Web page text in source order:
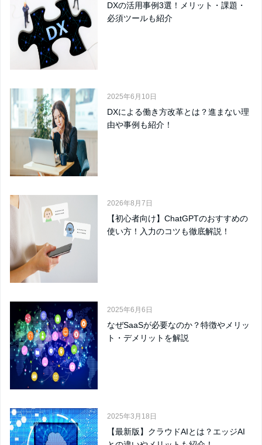
DXの活用事例3選！メリット・課題・
必須ツールも紹介
2025年6月10日
DXによる働き方改革とは？進まない理
由や事例も紹介！
2026年8月7日
【初心者向け】ChatGPTのおすすめの
使い方！入力のコツも徹底解説！
2025年6月6日
なぜSaaSが必要なのか？特徴やメリッ
ト・デメリットを解説
2025年3月18日
【最新版】クラウドAIとは？エッジAI